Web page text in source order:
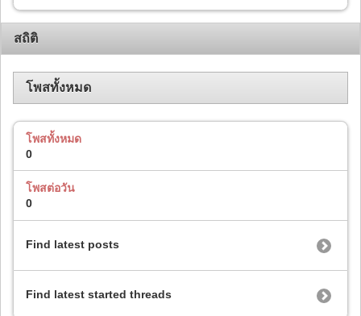
สถิติ
โพสทั้งหมด
โพสทั้งหมด
0
โพสต่อวัน
0
Find latest posts
Find latest started threads